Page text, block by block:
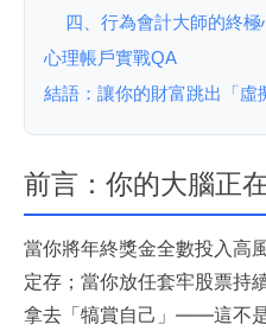
四、行為會計大師的終極
心理帳戶實戰QA
結語：讓你的財富跳出「虛
前言：你的大腦正
當你將年終獎金全數投入高
定存；當你放任套牢股票持
拿去「犒賞自己」——這不